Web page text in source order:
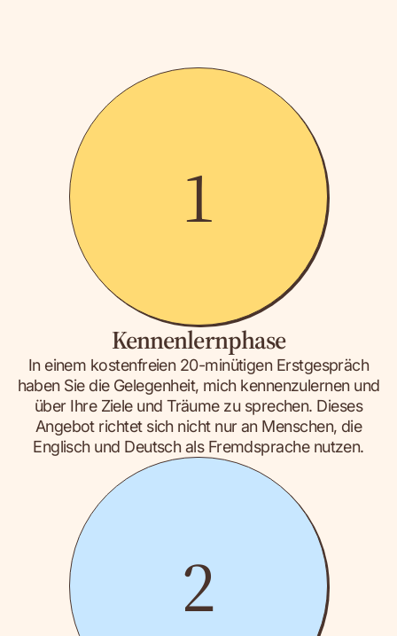
1
Kennenlernphase
In einem kostenfreien 20-minütigen Erstgespräch
haben Sie die Gelegenheit, mich kennenzulernen und
über Ihre Ziele und Träume zu sprechen. Dieses
Angebot richtet sich nicht nur an Menschen, die
Englisch und Deutsch als Fremdsprache nutzen.
2